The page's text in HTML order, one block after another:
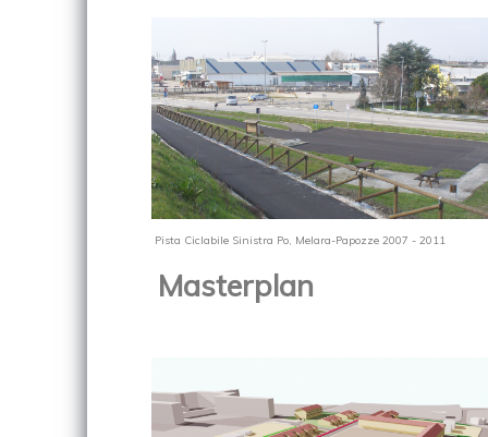
Pista Ciclabile Sinistra Po, Melara-Papozze 2007 - 2011
Masterplan